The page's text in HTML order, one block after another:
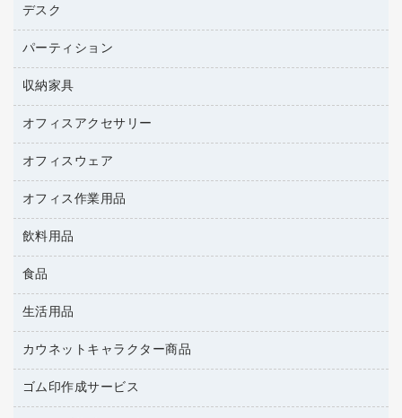
コピートナー
その他コピー用紙・プリンタ用紙
コピー用紙
ネットワーク／ＬＡＮ機器
ネットワーク／ＬＡＮアクセサリー
セキュリティ用品
ＵＳＢハブ／ＵＳＢアクセサリー
ＯＡフィルター
ＯＡクリーナー／エアダスター
ＬＡＮケーブル
ＨＤＤ／ＳＳＤ
ディスプレイモニター
ファクシミリ
デジタルカメラ
スキャナー
コピー機
ＣＤ－Ｒ
メディア収納用品
応接イス・ベンチ
オフィスチェア
デスク
ミーティングテーブル
デスク
カウンター
パーティション
ホワイトボード・黒板
収納家具
保管庫・書庫
ロッカー・下駄箱
その他収納
オフィスアクセサリー
オフィスアクセサリー
オフィスウェア
医療・介護・ワーキングウェア
ブラウス・シャツ
アウター
オフィス作業用品
養生用品
防災用品
防災用備蓄食品・飲料
台車・脚立
倉庫収納用品
作業用雑貨
飲料用品
緑茶飲料
茶葉・インスタント
紅茶・バラエティ飲料
レギュラーコーヒー
ミルク・シュガー
食品
食品
菓子
生活用品
浴室用品
台所用洗剤
掃除用品
カウネットキャラクター商品
カウネットキャラクター商品
ゴム印作成サービス